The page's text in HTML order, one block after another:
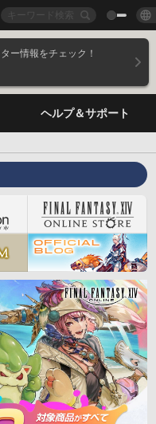
ー情報をチェック！
ヘルプ＆サポート